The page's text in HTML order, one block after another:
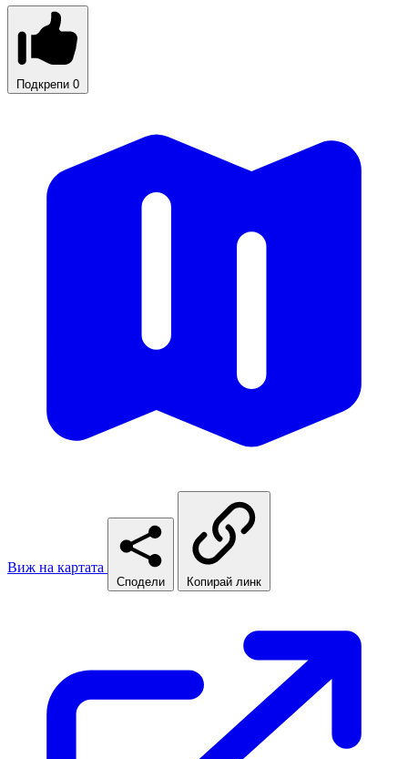
Подкрепи 0
Виж на картата
Сподели Копирай линк